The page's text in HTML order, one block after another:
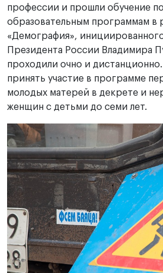
профессии и прошли обучение
образовательным программам в
«Демография»,
Президента России Владимира
проходили очно и
принять участие в программе
молодых матерей в декрете и
женщин с детьми до семи лет.